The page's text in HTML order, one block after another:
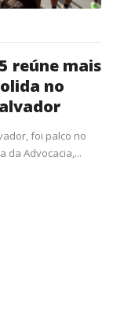
reúne mais
no
foi palco no
da Advocacia,...